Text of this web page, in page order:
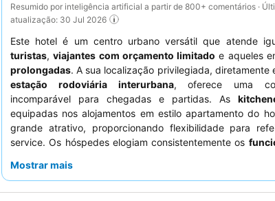
Resumido por inteligência artificial a partir de 800+ comentários ·
atualização: 30 Jul 2026
Este hotel é um centro urbano versátil que atende
turistas,viajantes com orçamento limitado e aqueles
prolongadas. A sua localização privilegiada, diretamente
estação rodoviária interurbana, oferece uma
incomparável para chegadas e partidas. As
equipadas nos alojamentos em estilo apartamento do
grande atrativo, proporcionando flexibilidade para
service. Os hóspedes elogiam consistentemente os
mais tranquila, os hóspedes recomendam solicitar um
Mostrar mais